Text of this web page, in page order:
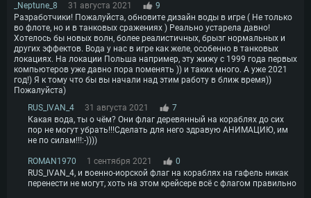
_Neptune_8 31 августа 2021
9
Разработчики! Пожалуйста, обновите дизайн воды в игре ( Не только
во флоте, но и в танковых сражениях ) Реально устарела давно!
Хотелось бы новых волн, более реалистичных, брызг нормальных и
других эффектов. Вода у нас в игре как желе, особенно в танковых
локациях. На локации Польша например, эту жижу с 1999 года первых
компьютеров уже давно пора поменять )) и таких много. А уже 2021
год!) Я к тому что бы вы начали над этим работу в ближ время))
Пожалуйста)
RUS_IVAN_4
31 августа 2021
7
Какая вода, ты о чём? Они флаг деревянный на кораблях до сих
пор не могут убрать!!!Сделать для него здравую АНИМАЦИЮ, им
не по силам!!!:-))))
ROMAN1970 1 сентября 2021
0
RUS_IVAN_4, и военно-иорской флаг на кораблях на гафель никак
перенести не могут, хоть на этом крейсере всё с флагом правильно